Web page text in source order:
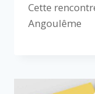
Cette
Angoulême